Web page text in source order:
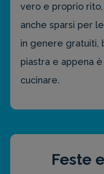
vero e proprio
anche sparsi per
in genere gratuiti,
piastra e appena
cucinare.
Feste